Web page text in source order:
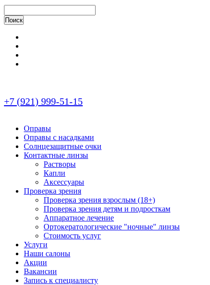
+7 (921) 999-51-15
Оправы
Оправы с насадками
Солнцезащитные очки
Контактные линзы
Растворы
Капли
Аксессуары
Проверка зрения
Проверка зрения взрослым (18+)
Проверка зрения детям и подросткам
Аппаратное лечение
Ортокератологические "ночные" линзы
Стоимость услуг
Услуги
Наши салоны
Акции
Вакансии
Запись к специалисту